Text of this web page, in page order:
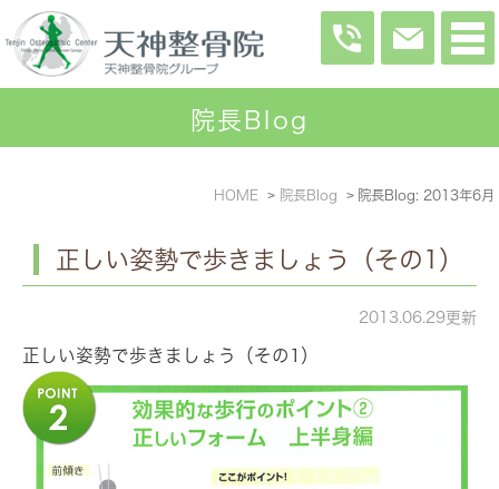
院長Blog
HOME 院長Blog 院長Blog: 2013年6月
正しい姿勢で歩きましょう（その1）
2013.06.29更新
正しい姿勢で歩きましょう（その1）